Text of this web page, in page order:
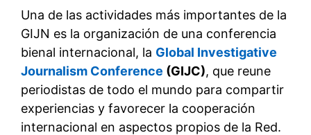
Una de las actividades más importantes de la
GIJN es la organización de una conferencia
bienal internacional, la Global Investigative
Journalism Conference (GIJC), que reune
periodistas de todo el mundo para compartir
experiencias y favorecer la cooperación
internacional en aspectos propios de la Red.